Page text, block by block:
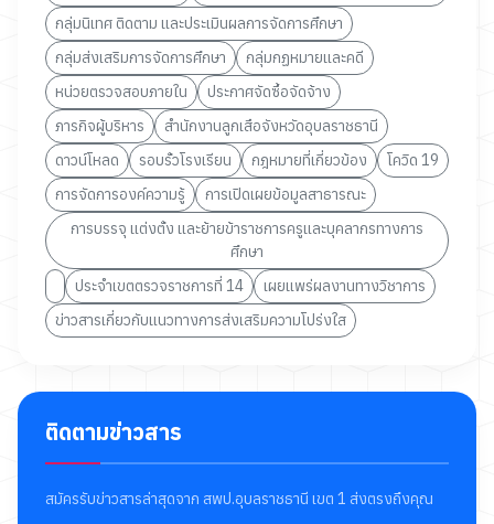
กลุ่มนิเทศ ติดตาม และประเมินผลการจัดการศึกษา
กลุ่มส่งเสริมการจัดการศึกษา
กลุ่มกฏหมายและคดี
หน่วยตรวจสอบภายใน
ประกาศจัดซื้อจัดจ้าง
ภารกิจผู้บริหาร
สำนักงานลูกเสือจังหวัดอุบลราชธานี
ดาวน์โหลด
รอบรั้วโรงเรียน กฎหมายที่เกี่ยวข้อง
โควิด 19
การจัดการองค์ความรู้
การเปิดเผยข้อมูลสาธารณะ
การบรรจุ แต่งตั้ง และย้ายข้าราชการครูและบุคลากรทางการ
ศึกษา
ประจำเขตตรวจราชการที่ 14
เผยแพร่ผลงานทางวิชาการ
ข่าวสารเกี่ยวกับแนวทางการส่งเสริมความโปร่งใส
ติดตามข่าวสาร
สมัครรับข่าวสารล่าสุดจาก สพป.อุบลราชธานี เขต 1 ส่งตรงถึงคุณ